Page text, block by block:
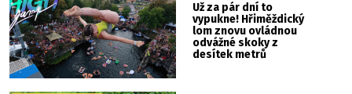
Už za pár dní to
vypukne! Hřiměždický
lom znovu ovládnou
odvážné skoky z
desítek metrů